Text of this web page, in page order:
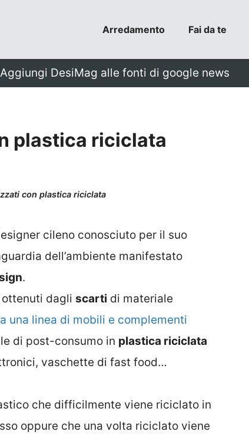
Arredamento Fai da te
Aggiungi DesiMag alle fonti di google news
plastica riciclata
con plastica riciclata
cileno conosciuto per il suo
dell’ambiente manifestato
.
dagli scarti di materiale
una linea di mobili e complementi
di post-consumo in plastica riciclata
vaschette di fast food…
che difficilmente viene riciclato in
oppure che una volta riciclato viene